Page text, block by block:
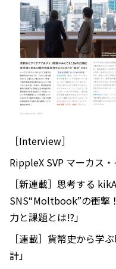
［Interview］
RippleX SVP マーカス
［新連載］思考する
SNS“Moltbook”の衝撃
力と課題とは⁉」
［連載］貨幣史から学
計」